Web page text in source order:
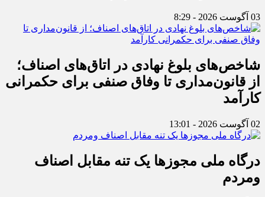
03 آگوست 2026 - 8:29
شاخص‌های بلوغ نهادی در اتاق‌های اصناف؛
از قانون‌مداری تا وفاق صنفی برای حکمرانی
کارآمد
02 آگوست 2026 - 13:01
درگاه ملی مجوزها یک تنه مقابل اصناف
ومردم